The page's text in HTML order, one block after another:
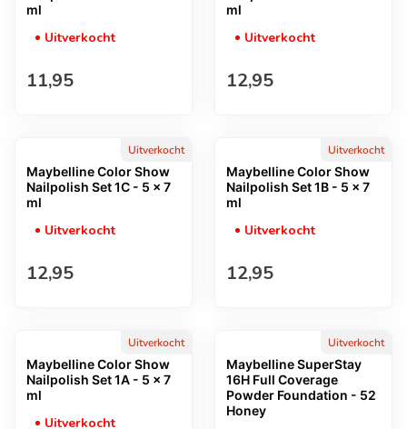
ml
Uitverkocht
Normale prijs
11,95
ml
Uitverkocht
Normale prijs
12,95
Uitverkocht
Maybelline Color Show
Nailpolish Set 1C - 5 x 7
ml
Uitverkocht
Normale prijs
12,95
Uitverkocht
Maybelline Color Show
Nailpolish Set 1B - 5 x 7
ml
Uitverkocht
Normale prijs
12,95
Uitverkocht
Maybelline Color Show
Nailpolish Set 1A - 5 x 7
ml
Uitverkocht
Uitverkocht
Maybelline SuperStay
16H Full Coverage
Powder Foundation - 52
Honey